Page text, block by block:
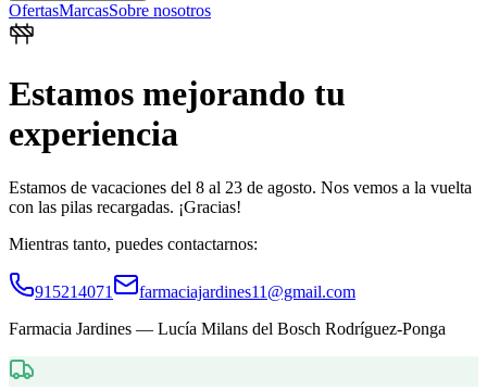
OfertasMarcasSobre nosotros
Estamos mejorando tu
experiencia
Estamos de vacaciones del 8 al 23 de agosto. Nos vemos a la vuelta
con las pilas recargadas. ¡Gracias!
Mientras tanto, puedes contactarnos:
915214071
farmaciajardines11@gmail.com
Farmacia Jardines — Lucía Milans del Bosch Rodríguez-Ponga